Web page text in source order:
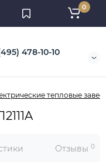
478-10-10
0
тепловые
Отзывы 0